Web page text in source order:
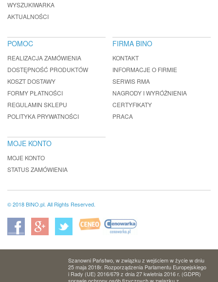
WYSZUKIWARKA
AKTUALNOŚCI
POMOC
REALIZACJA ZAMÓWIENIA
DOSTĘPNOŚĆ PRODUKTÓW
KOSZT DOSTAWY
FORMY PŁATNOŚCI
REGULAMIN SKLEPU
POLITYKA PRYWATNOŚCI
FIRMA BINO
KONTAKT
INFORMACJE O FIRMIE
SERWIS RMA
NAGRODY I WYRÓŻNIENIA
CERTYFIKATY
PRACA
MOJE KONTO
MOJE KONTO
STATUS ZAMÓWIENIA
© 2018 BINO.pl. All Rights Reserved.
Szanowni Państwo, w związku z wejściem w życie w dniu
25 maja 2018r. Rozporządzenia Parlamentu Europejskiego
i Rady (UE) 2016/679 z dnia 27 kwietnia 2016 r. (GDPR)
sprawie ochrony osób fizycznych w związku z